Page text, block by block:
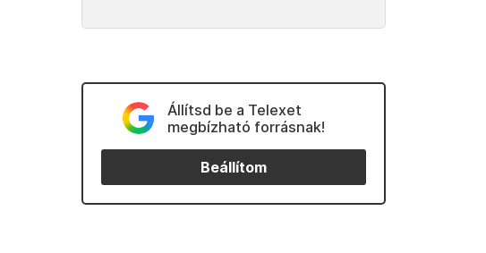
Állítsd be a Telexet
megbízható forrásnak!
Beállítom